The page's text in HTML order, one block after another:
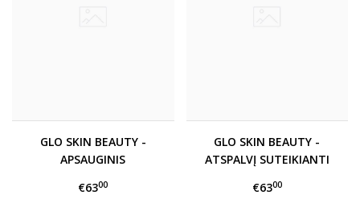
GLO SKIN BEAUTY -
APSAUGINIS
SU ATSPALVIU NUO
€6300
GLO SKIN BEAUTY -
ATSPALVĮ SUTEIKIANTI
ALIEJAUS SPF 30 /
€6300